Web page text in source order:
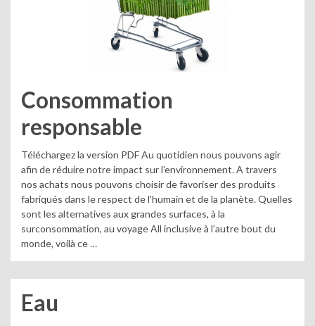
Consommation
responsable
Téléchargez la version PDF Au quotidien nous pouvons agir
afin de réduire notre impact sur l’environnement. A travers
nos achats nous pouvons choisir de favoriser des produits
fabriqués dans le respect de l’humain et de la planète. Quelles
sont les alternatives aux grandes surfaces, à la
surconsommation, au voyage All inclusive à l’autre bout du
monde, voilà ce …
Eau